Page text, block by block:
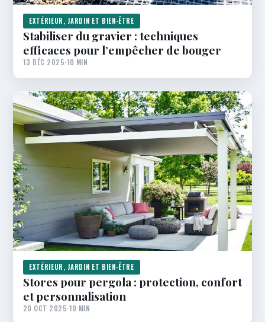
EXTÉRIEUR, JARDIN ET BIEN-ÊTRE
Stabiliser du gravier : techniques
efficaces pour l’empêcher de bouger
13 DÉC 2025·10 MIN
EXTÉRIEUR, JARDIN ET BIEN-ÊTRE
Stores pour pergola : protection, confort
et personnalisation
20 OCT 2025·10 MIN